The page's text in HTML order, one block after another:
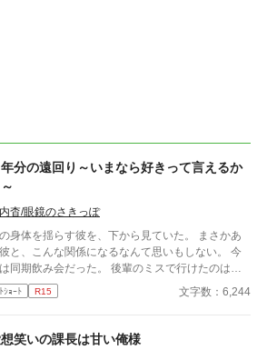
分の遠回り～いまなら好きって言えるか
杳/眼鏡のさきっぽ
身体を揺らす彼を、下から見ていた。 まさかあ
と、こんな関係になるなんて思いもしない。 今
同期飲み会だった。 後輩のミスで行けたのは本
み足りないという私に彼は付き合って
入社当時、部署は違ったが同じ仕事
たんだと思う。 けれど仕事で負けたくないな
ｼｮｰﾄ R15 文字数：6,244
笑いの課長は甘い俺様